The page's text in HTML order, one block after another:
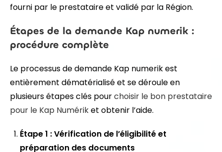
fourni par le prestataire et validé par la Région.
Étapes de la demande Kap numerik :
procédure complète
Le processus de demande Kap numerik est
entièrement dématérialisé et se déroule en
plusieurs étapes clés pourchoisir le bon prestataire
pour le Kap Numériket obtenir l’aide.
Étape 1 : Vérification de l’éligibilité et
préparation des documents